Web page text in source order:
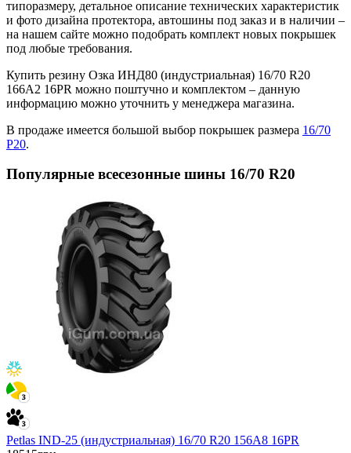
типоразмеру, детальное описание технических характеристик
и фото дизайна протектора, автошины под заказ и в наличии –
на нашем сайте можно подобрать комплект новых покрышек
под любые требования.
Купить резину Озка ИНД80 (индустриальная) 16/70 R20
166A2 16PR можно поштучно и комплектом – данную
информацию можно уточнить у менеджера магазина.
В продаже имеется большой выбор покрышек размера 16/70
Р20.
Популярные всесезонные шины 16/70 R20
Petlas IND-25 (индустриальная) 16/70 R20 156A8 16PR